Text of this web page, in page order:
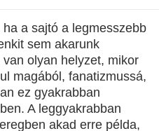
a sajtó a legmesszebb
sem akarunk
olyan helyzet, mikor
magából, fanatizmussá,
ez gyakrabban
A leggyakrabban
akad erre példa,